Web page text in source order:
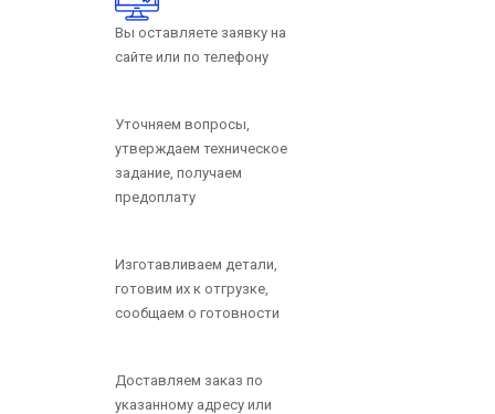
Стержень из фторопласта марки Ф-4К20
Вы оставляете заявку на
сайте или по телефону
Уточняем вопросы,
утверждаем техническое
задание, получаем
предоплату
Изготавливаем детали,
готовим их к отгрузке,
сообщаем о готовности
Доставляем заказ по
указанному адресу или